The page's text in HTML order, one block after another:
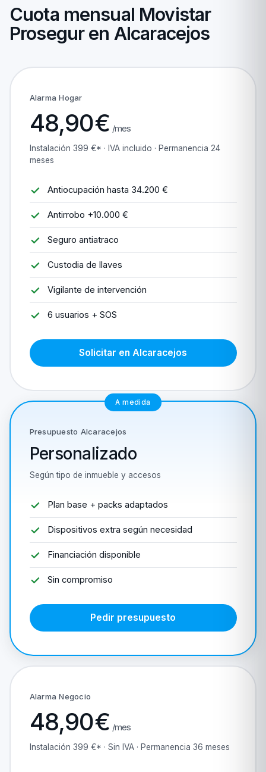
Cuota mensual Movistar
Prosegur en Alcaracejos
Alarma Hogar
48,90€ /mes
Instalación 399 €* · IVA incluido · Permanencia 24
meses
Antiocupación hasta 34.200 €
Antirrobo +10.000 €
Seguro antiatraco
Custodia de llaves
Vigilante de intervención
6 usuarios + SOS
Solicitar en Alcaracejos
A medida
Presupuesto Alcaracejos
Personalizado
Según tipo de inmueble y accesos
Plan base + packs adaptados
Dispositivos extra según necesidad
Financiación disponible
Sin compromiso
Pedir presupuesto
Alarma Negocio
48,90€ /mes
Instalación 399 €* · Sin IVA · Permanencia 36 meses